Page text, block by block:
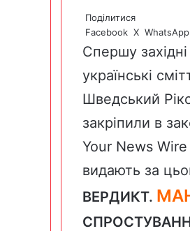
Поділитися
Facebook X WhatsApp
Спершу
українські
Шведський
закріпили в
Your News
видають за
ВЕРДИКТ.